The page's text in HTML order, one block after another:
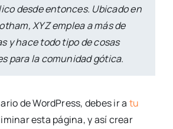
desde entonces. Ubicado en
XYZ emplea a más de
y hace todo tipo de cosas
para la comunidad gótica.
de WordPress, debes ir a tu
esta página, y así crear